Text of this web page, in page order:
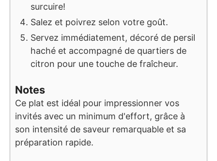
surcuire!
Salez et poivrez selon votre goût.
Servez immédiatement, décoré de persil
haché et accompagné de quartiers de
citron pour une touche de fraîcheur.
Notes
Ce plat est idéal pour impressionner vos
invités avec un minimum d'effort, grâce à
son intensité de saveur remarquable et sa
préparation rapide.